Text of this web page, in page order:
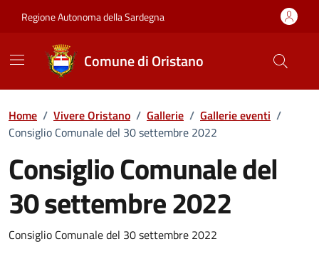
Regione Autonoma della Sardegna
Comune di Oristano
Home / Vivere Oristano / Gallerie / Gallerie eventi /
Consiglio Comunale del 30 settembre 2022
Consiglio Comunale del
30 settembre 2022
Dettaglio della galleria di
Consiglio Comunale del 30 settembre 2022